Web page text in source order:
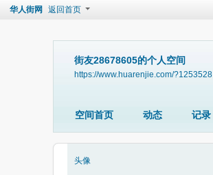
华人街网 返回首页
街友28678605的个人空间
https://www.huarenjie.com/?1253528
空间首页 动态 记录
头像